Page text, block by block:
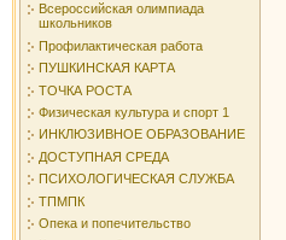
Всероссийская олимпиада
школьников
Профилактическая работа
ПУШКИНСКАЯ КАРТА
ТОЧКА РОСТА
Физическая культура и спорт 1
ИНКЛЮЗИВНОЕ ОБРАЗОВАНИЕ
ДОСТУПНАЯ СРЕДА
ПСИХОЛОГИЧЕСКАЯ СЛУЖБА
ТПМПК
Опека и попечительство